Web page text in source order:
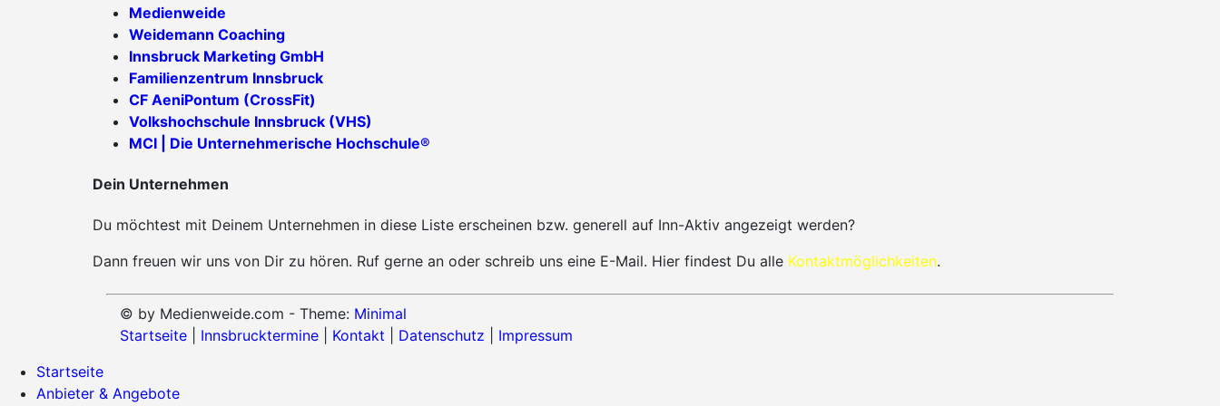
Medienweide
Weidemann Coaching
Innsbruck Marketing GmbH
Familienzentrum Innsbruck
CF AeniPontum (CrossFit)
Volkshochschule Innsbruck (VHS)
MCI | Die Unternehmerische Hochschule®
Dein Unternehmen
Du möchtest mit Deinem Unternehmen in diese Liste erscheinen bzw. generell auf Inn-Aktiv angezeigt werden?
Dann freuen wir uns von Dir zu hören. Ruf gerne an oder schreib uns eine E-Mail. Hier findest Du alle Kontaktmöglichkeiten.
© by Medienweide.com - Theme: Minimal
Startseite
Innsbrucktermine Kontakt Datenschutz
Impressum
Startseite
Anbieter & Angebote